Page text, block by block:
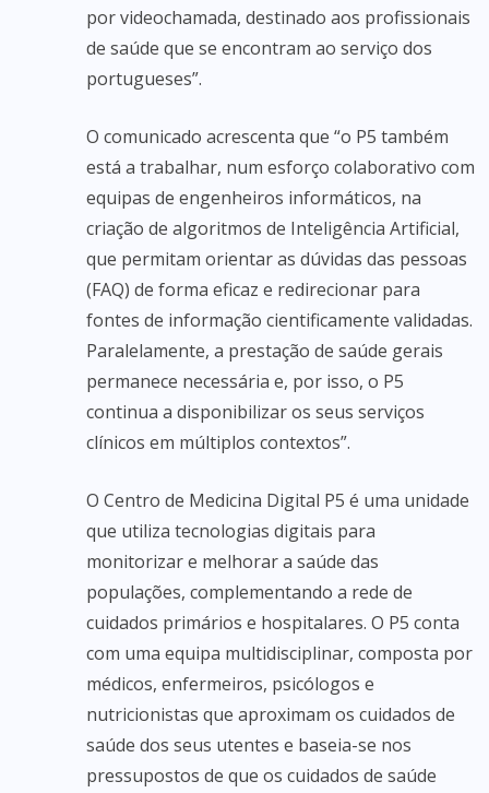
por videochamada, destinado aos profissionais
de saúde que se encontram ao serviço dos
portugueses”.
O comunicado acrescenta que “o P5 também
está a trabalhar, num esforço colaborativo com
equipas de engenheiros informáticos, na
criação de algoritmos de Inteligência Artificial,
que permitam orientar as dúvidas das pessoas
(FAQ) de forma eficaz e redirecionar para
fontes de informação cientificamente validadas.
Paralelamente, a prestação de saúde gerais
permanece necessária e, por isso, o P5
continua a disponibilizar os seus serviços
clínicos em múltiplos contextos”.
O Centro de Medicina Digital P5 é uma unidade
que utiliza tecnologias digitais para
monitorizar e melhorar a saúde das
populações, complementando a rede de
cuidados primários e hospitalares. O P5 conta
com uma equipa multidisciplinar, composta por
médicos, enfermeiros, psicólogos e
nutricionistas que aproximam os cuidados de
saúde dos seus utentes e baseia-se nos
pressupostos de que os cuidados de saúde